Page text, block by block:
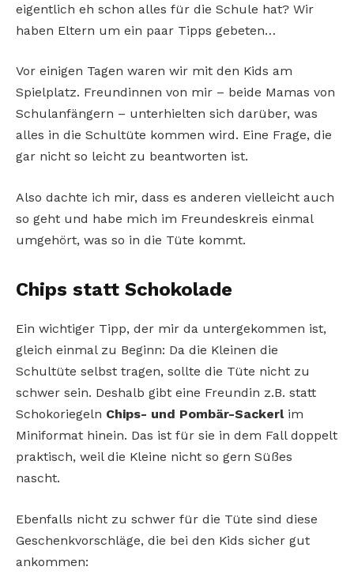
eigentlich eh schon alles für die Schule hat? Wir
haben Eltern um ein paar Tipps gebeten…
Vor einigen Tagen waren wir mit den Kids am
Spielplatz. Freundinnen von mir – beide Mamas von
Schulanfängern – unterhielten sich darüber, was
alles in die Schultüte kommen wird. Eine Frage, die
gar nicht so leicht zu beantworten ist.
Also dachte ich mir, dass es anderen vielleicht auch
so geht und habe mich im Freundeskreis einmal
umgehört, was so in die Tüte kommt.
Chips statt Schokolade
Ein wichtiger Tipp, der mir da untergekommen ist,
gleich einmal zu Beginn: Da die Kleinen die
Schultüte selbst tragen, sollte die Tüte nicht zu
schwer sein. Deshalb gibt eine Freundin z.B. statt
Schokoriegeln Chips- und Pombär-Sackerlim
Miniformat hinein. Das ist für sie in dem Fall doppelt
praktisch, weil die Kleine nicht so gern Süßes
nascht.
Ebenfalls nicht zu schwer für die Tüte sind diese
Geschenkvorschläge, die bei den Kids sicher gut
ankommen: